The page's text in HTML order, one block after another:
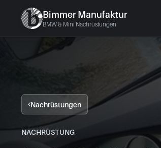
Bimmer Manufaktur
BMW & Mini Nachrüstungen
Nachrüstungen
NACHRÜSTUNG